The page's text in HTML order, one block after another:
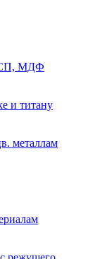
МДФ
и титану
металлам